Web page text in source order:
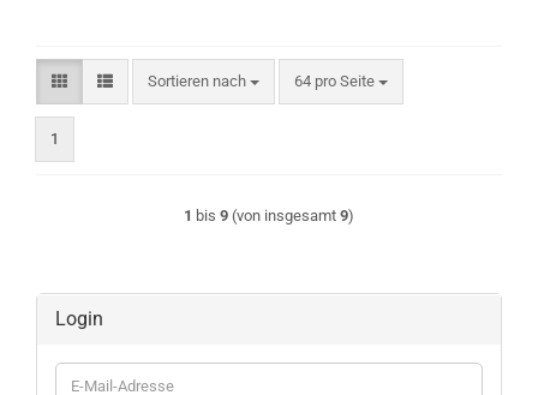
Sortieren nach
Sortieren nach 64 pro Seite
pro Seite
1
1 bis 9 (von insgesamt 9)
Login
E-